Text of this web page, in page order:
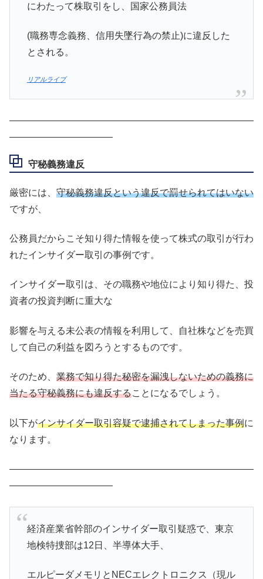
にわたって株取引をし、国家公務員法
(職務専念義務、信用失墜行為の禁止)に違反した
とされる。
リアルライブ
――――――――――――――――――――――――――
―――――――――――
守秘義務違反
厳密には、 守秘義務違反という違反で罰せられてはいない
ですが、
公務員だからこそ知り得た情報を使って株式の取引が行わ
れたインサイダー取引の事例です。
インサイダー取引は、その職務や地位により知り得た、投
資者の投資判断に重大な
影響を与える未公表の情報を利用して、自社株などを売買
して自己の利益を図ろうとするものです。
そのため、 業務で知り得た秘密を漏洩しないための義務に
当たる守秘義務にも違反することになるでしょう。
以下がインサイダー取引容疑で逮捕されてしまった事例に
なります。
――――――――――――――――――――――――――
―――――――――――
経済産業省幹部のインサイダー取引疑惑で、東京
地検特捜部は12日、半導体大手、
エルピーダメモリとNECエレクトロニクス（現ル